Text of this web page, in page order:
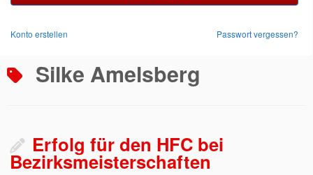
Konto erstellen Passwort vergessen?
Silke Amelsberg
Erfolg für den HFC bei
Bezirksmeisterschaften